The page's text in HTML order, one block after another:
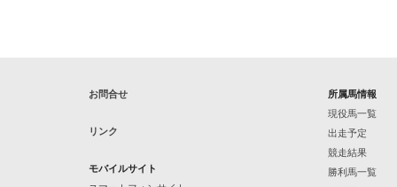
お問合せ
リンク
モバイルサイト
所属馬情報
現役馬一覧
出走予定
競走結果
勝利馬一覧